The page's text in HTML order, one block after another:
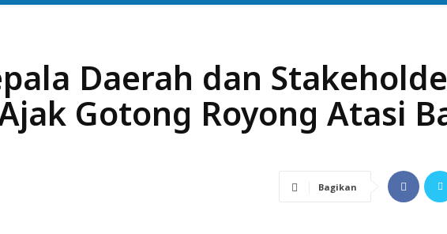
Daerah dan
Gotong Royong Atasi
Bagikan